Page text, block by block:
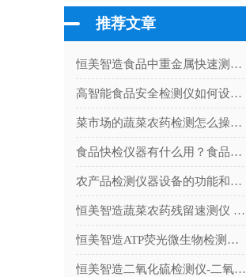
推荐文章
恒美智造食品中重金属快速测定仪校准流程与计量管理指南
高智能食品安全检测仪如何设置时间和日期
菜市场的蔬菜农药检测怎么操作？蔬菜农药检测仪器快速检测
食品快检仪器有什么用？食品快检仪器的功能
农产品检测仪器设备的功能和特点
恒美智造蔬菜农药残留速测仪 农残检测试剂校准流程与计量检定实操指南
恒美智造ATP荧光微生物检测仪售后保障体系：全国联保与技术支持详解
恒美智造二氧化硫检测仪-二氧化硫测定仪热门技术问题解答